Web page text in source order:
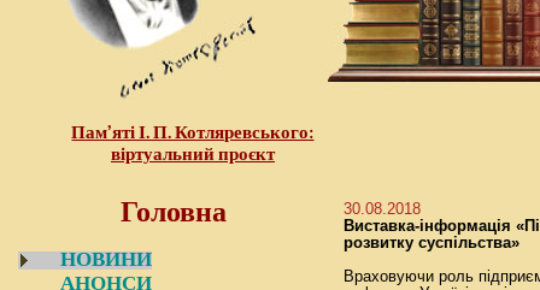
Пам’яті І. П. Котляревського:
віртуальний проєкт
Головна
НОВИНИ
АНОНСИ
30.08.2018
Виставка-інформація
розвитку суспільства»
Враховуючи роль